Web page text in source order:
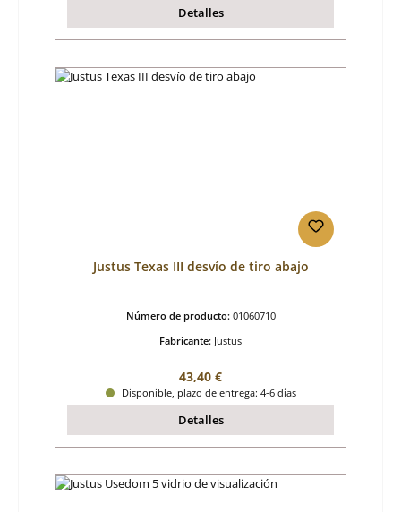
Detalles
Justus Texas III desvío de tiro abajo
Número de producto: 01060710
Fabricante: Justus
Precio normal:
43,40 €
Disponible, plazo de entrega: 4-6 días
Detalles